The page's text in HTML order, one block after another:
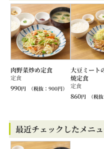
肉野菜炒め定食
定食
990円 （税抜：900円）
大豆ミート
焼定食
定食
860円 （税
最近チェックしたメニ